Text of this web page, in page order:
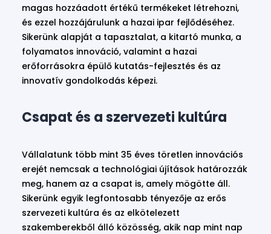
magas hozzáadott értékű termékeket létrehozni,
és ezzel hozzájárulunk a hazai ipar fejlődéséhez.
Sikerünk alapját a tapasztalat, a kitartó munka, a
folyamatos innováció, valamint a hazai
erőforrásokra épülő kutatás-fejlesztés és az
innovatív gondolkodás képezi.
Csapat és a szervezeti kultúra
Vállalatunk több mint 35 éves töretlen innovációs
erejét nemcsak a technológiai újítások határozzák
meg, hanem az a csapat is, amely mögötte áll.
Sikerünk egyik legfontosabb tényezője az erős
szervezeti kultúra és az elkötelezett
szakemberekből álló közösség, akik nap mint nap